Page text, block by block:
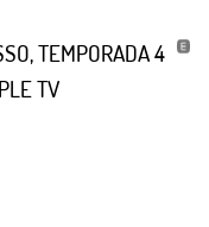
TEMPORADA 4
TV